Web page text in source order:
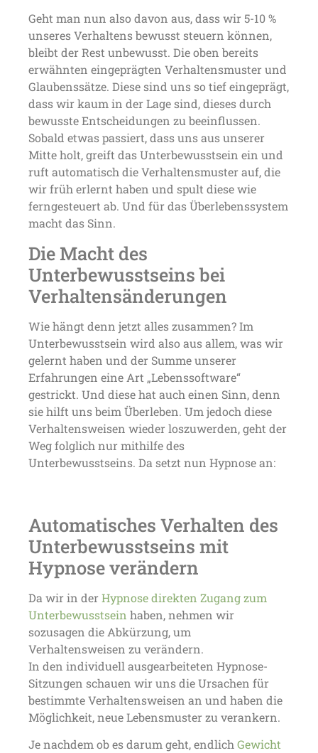
Geht man nun also davon aus, dass wir 5-10 %
unseres Verhaltens bewusst steuern können,
bleibt der Rest unbewusst. Die oben bereits
erwähnten eingeprägten Verhaltensmuster und
Glaubenssätze. Diese sind uns so tief eingeprägt,
dass wir kaum in der Lage sind, dieses durch
bewusste Entscheidungen zu beeinflussen.
Sobald etwas passiert, dass uns aus unserer
Mitte holt, greift das Unterbewusstsein ein und
ruft automatisch die Verhaltensmuster auf, die
wir früh erlernt haben und spult diese wie
ferngesteuert ab. Und für das Überlebenssystem
macht das Sinn.
Die Macht des
Unterbewusstseins bei
Verhaltensänderungen
Wie hängt denn jetzt alles zusammen? Im
Unterbewusstsein wird also aus allem, was wir
gelernt haben und der Summe unserer
Erfahrungen eine Art „Lebenssoftware“
gestrickt. Und diese hat auch einen Sinn, denn
sie hilft uns beim Überleben. Um jedoch diese
Verhaltensweisen wieder loszuwerden, geht der
Weg folglich nur mithilfe des
Unterbewusstseins. Da setzt nun Hypnose an:
Automatisches Verhalten des
Unterbewusstseins mit
Hypnose verändern
Da wir in der Hypnose direkten Zugang zum
Unterbewusstsein haben, nehmen wir
sozusagen die Abkürzung, um
Verhaltensweisen zu verändern.
In den individuell ausgearbeiteten Hypnose-
Sitzungen schauen wir uns die Ursachen für
bestimmte Verhaltensweisen an und haben die
Möglichkeit, neue Lebensmuster zu verankern.
Je nachdem ob es darum geht, endlichGewicht